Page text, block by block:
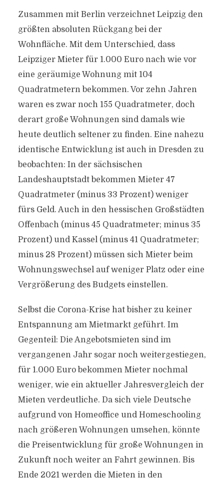
Zusammen mit Berlin verzeichnet Leipzig den
größten absoluten Rückgang bei der
Wohnfläche. Mit dem Unterschied, dass
Leipziger Mieter für 1.000 Euro nach wie vor
eine geräumige Wohnung mit 104
Quadratmetern bekommen. Vor zehn Jahren
waren es zwar noch 155 Quadratmeter, doch
derart große Wohnungen sind damals wie
heute deutlich seltener zu finden. Eine nahezu
identische Entwicklung ist auch in Dresden zu
beobachten: In der sächsischen
Landeshauptstadt bekommen Mieter 47
Quadratmeter (minus 33 Prozent) weniger
fürs Geld. Auch in den hessischen Großstädten
Offenbach (minus 45 Quadratmeter; minus 35
Prozent) und Kassel (minus 41 Quadratmeter;
minus 28 Prozent) müssen sich Mieter beim
Wohnungswechsel auf weniger Platz oder eine
Vergrößerung des Budgets einstellen.
Selbst die Corona-Krise hat bisher zu keiner
Entspannung am Mietmarkt geführt. Im
Gegenteil: Die Angebotsmieten sind im
vergangenen Jahr sogar noch weitergestiegen,
für 1.000 Euro bekommen Mieter nochmal
weniger, wie ein aktueller Jahresvergleich der
Mieten verdeutliche. Da sich viele Deutsche
aufgrund von Homeoffice und Homeschooling
nach größeren Wohnungen umsehen, könnte
die Preisentwicklung für große Wohnungen in
Zukunft noch weiter an Fahrt gewinnen. Bis
Ende 2021 werden die Mieten in den